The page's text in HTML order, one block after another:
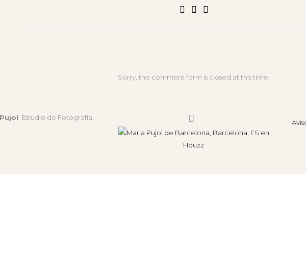
Sorry, the comment form is closed at this time.
. Estudio de Fotografía.